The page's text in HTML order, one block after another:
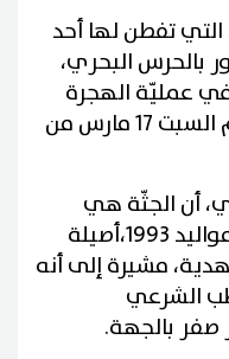
تفطن لها أحد
بالحرس البحري،
في عمليّة الهجرة
غير الشرعية التي انطلقت يوم السبت 17 مارس من
أن الجثّة هي
لفتاة تدعى عفاف، وهي من مواليد 1993،أصيلة
مشيرة إلى أنه
الشرعي
بالجهة.